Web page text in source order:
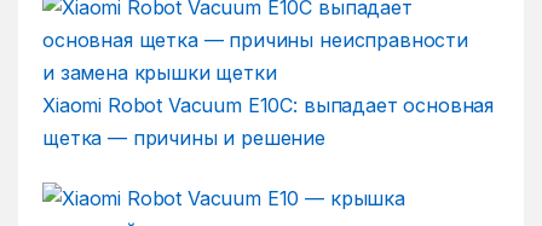
Xiaomi Robot Vacuum E10C: выпадает основная
щетка — причины и решение